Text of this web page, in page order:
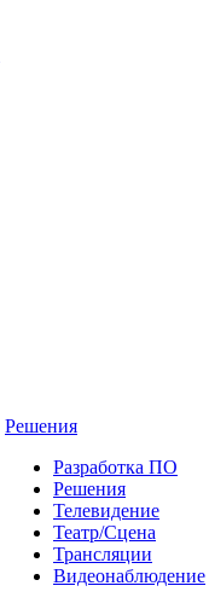
Решения
Разработка ПО
Решения
Телевидение
Театр/Сцена
Трансляции
Видеонаблюдение